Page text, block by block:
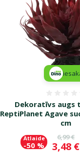
Dekoratīvs augs
ReptiPlanet Agave
cm
6,99 €
Cena
3,48 €
Atlaide
-50 %